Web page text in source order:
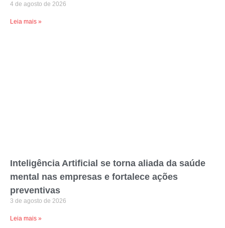
4 de agosto de 2026
Leia mais »
Inteligência Artificial se torna aliada da saúde
mental nas empresas e fortalece ações
preventivas
3 de agosto de 2026
Leia mais »